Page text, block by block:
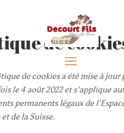
de
de cookies a été mise à jour
le 4 août 2022 et s’applique
permanents légaux de
de la Suisse.